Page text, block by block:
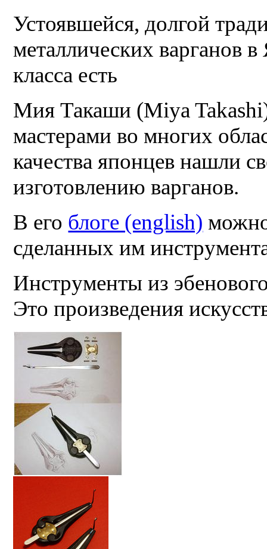
Устоявшейся, долгой
металлических варганов
класса есть
Мия Такаши (Miya
мастерами во многих
качества японцев нашли
изготовлению варганов.
В его блоге (english)
сделанных им
Инструменты из
Это произведения